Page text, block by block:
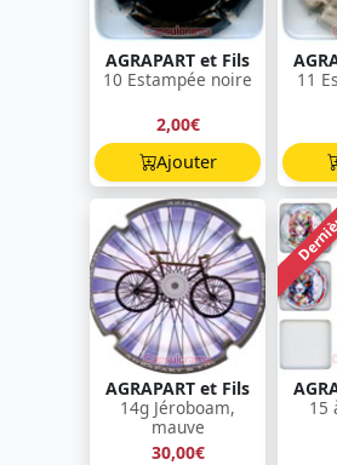
AGRAPART et Fils
10 Estampée noire
2,00€
Ajouter
11
AGRAPART et Fils
14g Jéroboam,
mauve
30,00€
15